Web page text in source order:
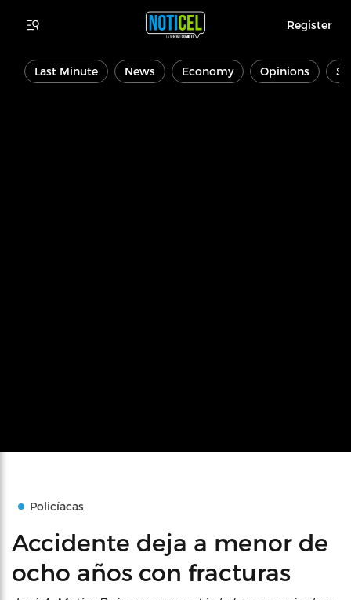
Register
Last Minute News Economy Opinions
Policíacas
Accidente deja a menor de
ocho años con fracturas